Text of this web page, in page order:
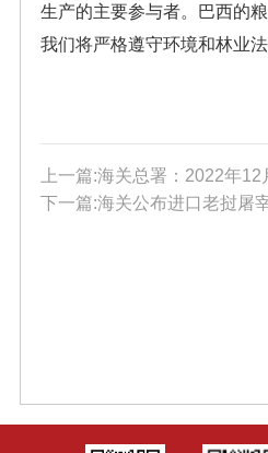
生产的主要参与者。巴西的
我们将严格遵守环境和林业法
上一篇:海关总署：2022年